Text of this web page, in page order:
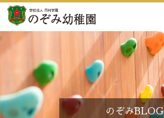
のぞみBLOG